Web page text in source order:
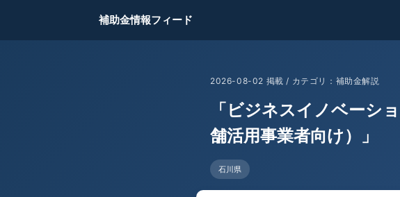
補助金情報フィード
2026-08-02 掲載 / カテゴリ：補助金解説
「ビジネスイノベーシ
舗活用事業者向け）」
石川県